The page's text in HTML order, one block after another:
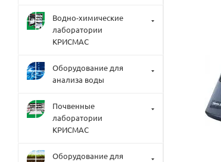
Водно-химические
лаборатории
КРИСМАС
Оборудование для
анализа воды
Почвенные
лаборатории
КРИСМАС
Оборудование для